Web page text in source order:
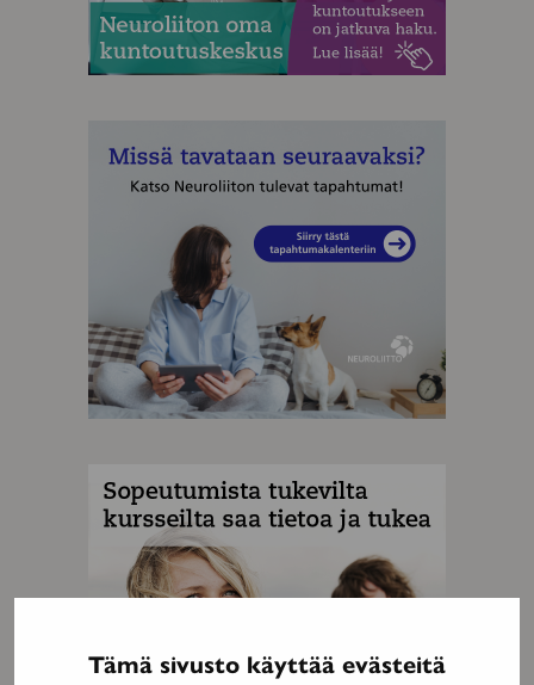
Tämä sivusto käyttää evästeitä